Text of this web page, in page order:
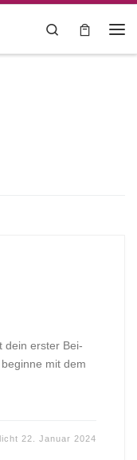
Search
dein ers­ter Bei­
mit dem
22. Januar 2024